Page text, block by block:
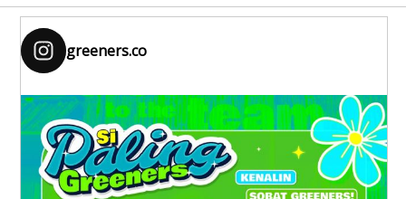
greeners.co